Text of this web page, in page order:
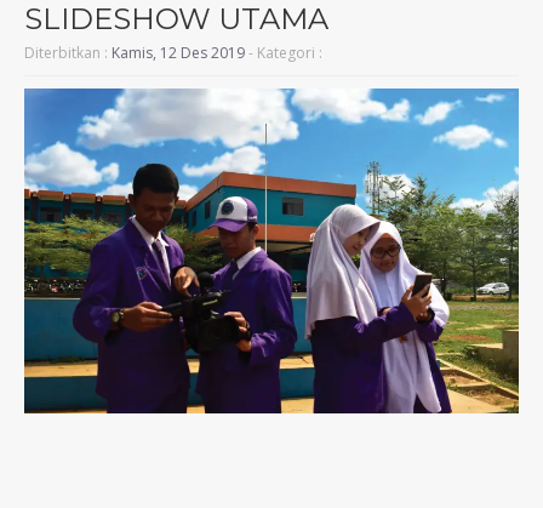
SLIDESHOW UTAMA
Diterbitkan : Kamis, 12 Des 2019- Kategori :